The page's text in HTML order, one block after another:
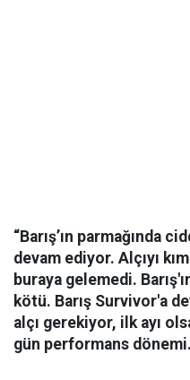
“Barış’ın parmağında
devam ediyor. Alçıyı
buraya gelemedi.
kötü. Barış Survivor'a
alçı gerekiyor, ilk ayı
gün performans